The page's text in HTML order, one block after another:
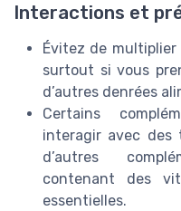
Interactions et
Évitez de multiplier
surtout si vous
d’autres denrées
Certains
interagir avec des
d’autres
contenant des
essentielles.